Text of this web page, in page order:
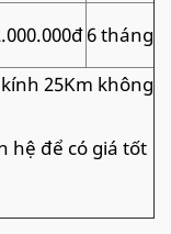
6 tháng
25Km không
hệ để có giá tốt